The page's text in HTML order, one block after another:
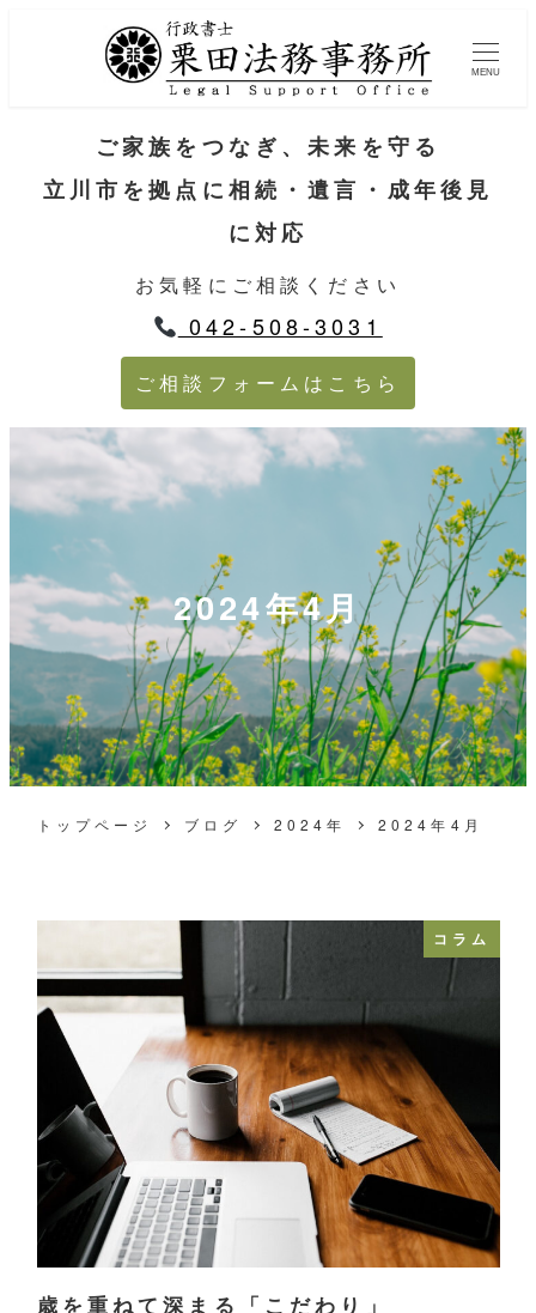
MENU
ご家族をつなぎ、未来を守る
立川市を拠点に相続・遺言・成年後見
に対応
お気軽にご相談ください
042-508-3031
ご相談フォームはこちら
2024年4月
トップページ ブログ 2024年 2024年4月
コラム
歳を重ねて深まる「こだわり」